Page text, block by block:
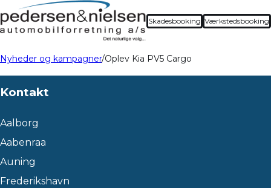
Skadesbooking Værkstedsbooking
Nyheder og kampagner Oplev Kia PV5 Cargo
Kontakt
Aalborg
Aabenraa
Auning
Frederikshavn